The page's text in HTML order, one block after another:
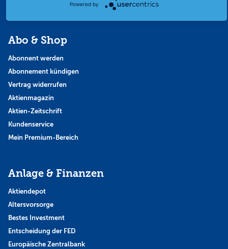
Abo & Shop
Abonnent werden
Abonnement kündigen
Vertrag widerrufen
Aktienmagazin
Aktien-Zeitschrift
Kundenservice
Mein Premium-Bereich
Anlage & Finanzen
Aktiendepot
Altersvorsorge
Bestes Investment
Entscheidung der FED
Europäische Zentralbank
Powered by